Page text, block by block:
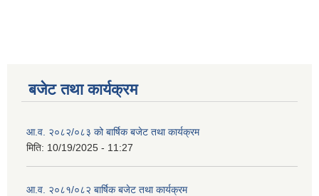
बजेट तथा कार्यक्रम
आ.व. २०८२/०८३ को बार्षिक बजेट तथा कार्यक्रम
मिति: 10/19/2025 - 11:27
आ.व. २०८१/०८२ बार्षिक बजेट तथा कार्यक्रम